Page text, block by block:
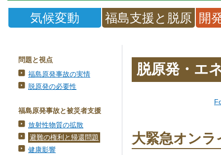
気候変動
福島支援と脱原
開
問題と視点
福島原発事故の実情
脱原発の必要性
福島原発事故と被災者支援
放射性物質の拡散
避難の権利と帰還問題
健康影響
脱原発・エ
大緊急オンラ